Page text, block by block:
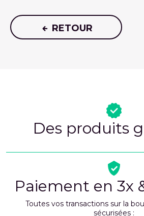
RETOUR
Des produits
Paiement en 3x
Toutes vos transactions sur la
sécurisées :